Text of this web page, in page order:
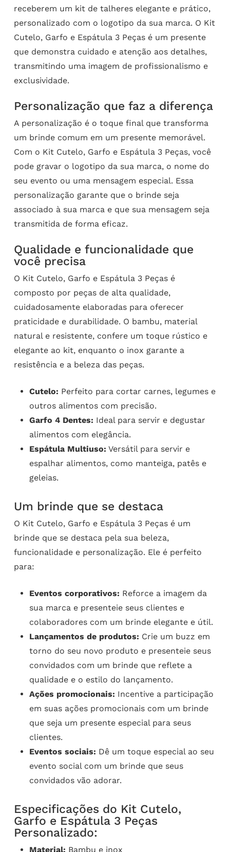
receberem um kit de talheres elegante e prático,
personalizado com o logotipo da sua marca. O Kit
Cutelo, Garfo e Espátula 3 Peças é um presente
que demonstra cuidado e atenção aos detalhes,
transmitindo uma imagem de profissionalismo e
exclusividade.
Personalização que faz a diferença
A personalização é o toque final que transforma
um brinde comum em um presente memorável.
Com o Kit Cutelo, Garfo e Espátula 3 Peças, você
pode gravar o logotipo da sua marca, o nome do
seu evento ou uma mensagem especial. Essa
personalização garante que o brinde seja
associado à sua marca e que sua mensagem seja
transmitida de forma eficaz.
Qualidade e funcionalidade que
você precisa
O Kit Cutelo, Garfo e Espátula 3 Peças é
composto por peças de alta qualidade,
cuidadosamente elaboradas para oferecer
praticidade e durabilidade. O bambu, material
natural e resistente, confere um toque rústico e
elegante ao kit, enquanto o inox garante a
resistência e a beleza das peças.
Cutelo: Perfeito para cortar carnes, legumes e
outros alimentos com precisão.
Garfo 4 Dentes: Ideal para servir e degustar
alimentos com elegância.
Espátula Multiuso: Versátil para servir e
espalhar alimentos, como manteiga, patês e
geleias.
Um brinde que se destaca
O Kit Cutelo, Garfo e Espátula 3 Peças é um
brinde que se destaca pela sua beleza,
funcionalidade e personalização. Ele é perfeito
para:
Eventos corporativos: Reforce a imagem da
sua marca e presenteie seus clientes e
colaboradores com um brinde elegante e útil.
Lançamentos de produtos: Crie um buzz em
torno do seu novo produto e presenteie seus
convidados com um brinde que reflete a
qualidade e o estilo do lançamento.
Ações promocionais: Incentive a participação
em suas ações promocionais com um brinde
que seja um presente especial para seus
clientes.
Eventos sociais: Dê um toque especial ao seu
evento social com um brinde que seus
convidados vão adorar.
Especificações do Kit Cutelo,
Garfo e Espátula 3 Peças
Personalizado:
Material: Bambu e inox